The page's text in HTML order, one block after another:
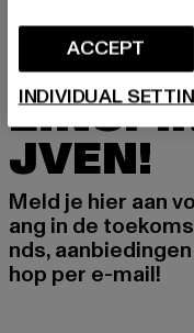
MELD
JVEN!
Meld je hier aan
ang in de
nds,
hop per e-mail!
ACCEPT
INDIVIDUAL